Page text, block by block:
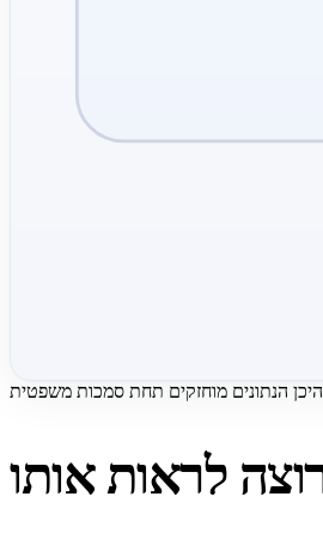
היכן הנתונים מוחזקים תחת סמכות משפטית